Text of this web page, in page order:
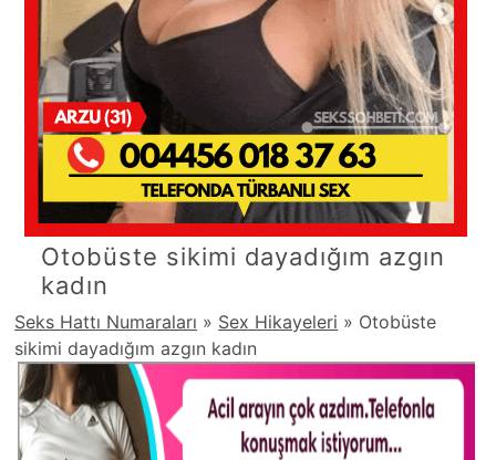
Otobüste sikimi dayadığım azgın
kadın
Seks Hattı Numaraları » Sex Hikayeleri » Otobüste
sikimi dayadığım azgın kadın